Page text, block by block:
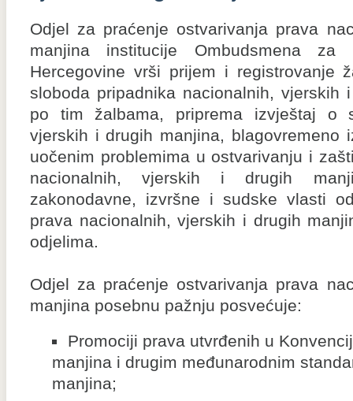
Odjel za praćenje ostvarivanja prava
manjina institucije Ombudsmena
Hercegovine vrši prijem i registrovanje
sloboda pripadnika nacionalnih, vjerskih
po tim žalbama, priprema izvještaj o
vjerskih i drugih manjina, blagovremeno
uočenim problemima u ostvarivanju i
nacionalnih, vjerskih i drugih
zakonodavne, izvršne i sudske vlasti
prava nacionalnih, vjerskih i drugih
odjelima.
Odjel za praćenje ostvarivanja prava
manjina posebnu pažnju posvećuje:
Promociji prava utvrđenih u
manjina i drugim međunarodnim
manjina;